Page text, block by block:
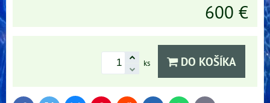
600 €
ks DO KOŠÍKA